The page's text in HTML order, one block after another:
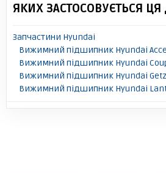
ЯКИХ ЗАСТОСОВУЄТЬСЯ ЦЯ
Запчастини Hyundai
Вижимний підшипник Hyundai
Вижимний підшипник Hyundai
Вижимний підшипник Hyundai Getz
Вижимний підшипник Hyundai